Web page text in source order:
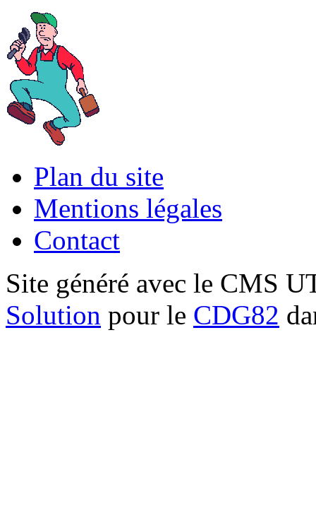
Plan du site
Mentions légales
Contact
Site généré avec le CMS
Solution pour le CDG82